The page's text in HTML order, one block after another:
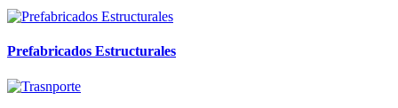
Prefabricados Estructurales